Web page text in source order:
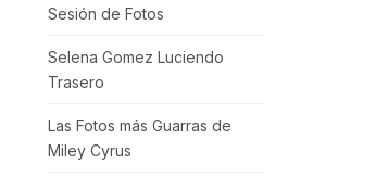
Sesión de Fotos
Selena Gomez Luciendo
Trasero
Las Fotos más Guarras de
Miley Cyrus